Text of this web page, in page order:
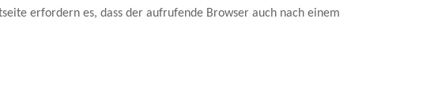
erfordern es, dass der aufrufende Browser auch nach einem